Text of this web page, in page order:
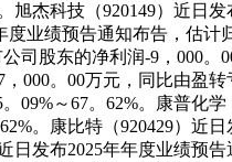
杰科技（920149）近
业绩预告通知布告，估
股东的净利润-9，000
000。00万元，同比由盈
09%～67。62%。康普
。康比特（920429）
日发布2025年年度业绩